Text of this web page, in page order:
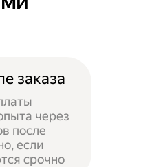
заказа
через
после
если
срочно